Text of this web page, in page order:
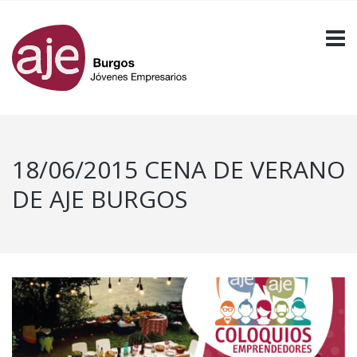
18/06/2015 CENA DE VERANO
DE AJE BURGOS